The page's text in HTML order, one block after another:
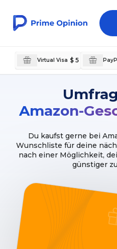
Virtual Visa $ 5
Amazon-
Du kaufst gerne bei
Wunschliste für deine
nach einer Möglichkeit,
günstiger